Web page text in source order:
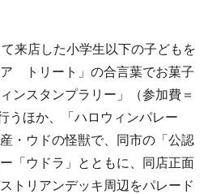
来店した小学生以下の子どもを
トリート」の合言葉でお菓子
ンスタンプラリー」（参加費＝
うほか、「ハロウィンパレー
・ウドの怪獣で、同市の「公認
「ウドラ」とともに、同店正面
トリアンデッキ周辺をパレード